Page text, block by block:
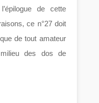
de cette
ce n°27 doit
de tout amateur
des dos de